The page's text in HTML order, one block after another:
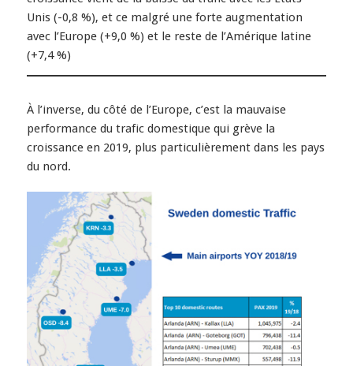
Unis (-0,8 %), et ce malgré une forte augmentation
avec l’Europe (+9,0 %) et le reste de l’Amérique latine
(+7,4 %)
À l’inverse, du côté de l’Europe, c’est la mauvaise
performance du trafic domestique qui grève la
croissance en 2019, plus particulièrement dans les pays
du nord.